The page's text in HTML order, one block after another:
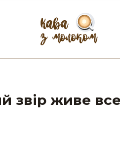
звір живе